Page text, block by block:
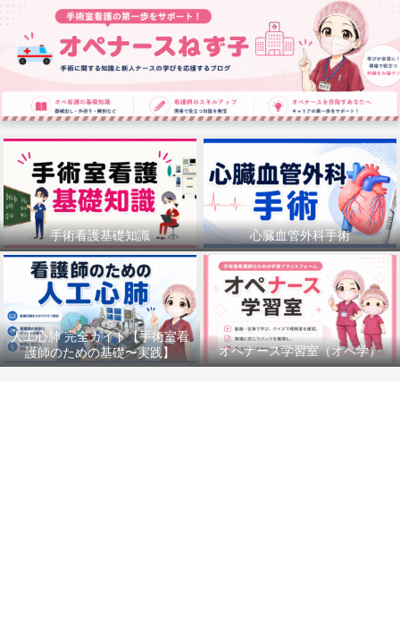
手術看護基礎知識 心臓血管外科手術
人工心肺 完全ガイド【手術室看
護師のための基礎〜実践】
オペナース学習室（オペ学）